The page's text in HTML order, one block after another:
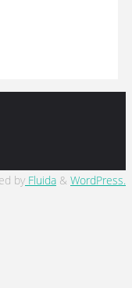
by Fluida & WordPress.